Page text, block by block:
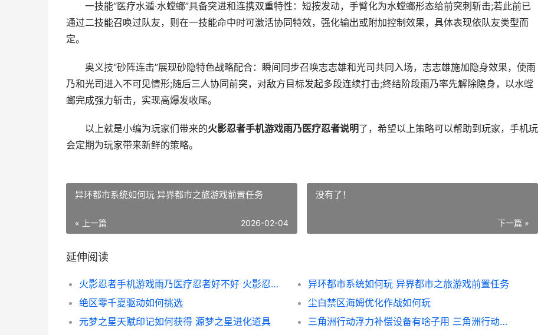
一技能“医疗水遁·水螳螂”具备突进和连携双重特性：短按发动，手臂化为水螳螂形态给前突刺斩击;若此前已
通过二技能召唤过队友，则在一技能命中时可激活协同特效，强化输出或附加控制效果，具体表现依队友类型而
定。
奥义技“砂阵连击”展现砂隐特色战略配合：瞬间同步召唤志志雄和光司共同入场，志志雄施加隐身效果，使雨
乃和光司进入不可见情形;随后三人协同前突，对敌方目标发起多段连续打击;终结阶段雨乃率先解除隐身，以水螳
螂完成强力斩击，实现高爆发收尾。
以上就是小编为玩家们带来的火影忍者手机游戏雨乃医疗忍者说明了，希望以上策略可以帮助到玩家，手机玩
会定期为玩家带来新鲜的策略。
异环都市系统如何玩 异界都市之旅游戏前置任务
« 上一篇 2026-02-04
没有了！
下一篇 »
延伸阅读
火影忍者手机游戏雨乃医疗忍者好不好 火影忍者手机游戏排行榜
异环都市系统如何玩 异界都市之旅游戏前置任务
绝区零千夏驱动如何挑选
尘白禁区海姆优化作战如何玩
元梦之星天赋印记如何获得 源梦之星进化道具
三角洲行动浮力补偿设备有啥子用 三角洲行动浮力室医务间在哪